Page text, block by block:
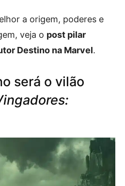
a origem, poderes e
veja o post pilar
Destino na Marvel.
será o vilão